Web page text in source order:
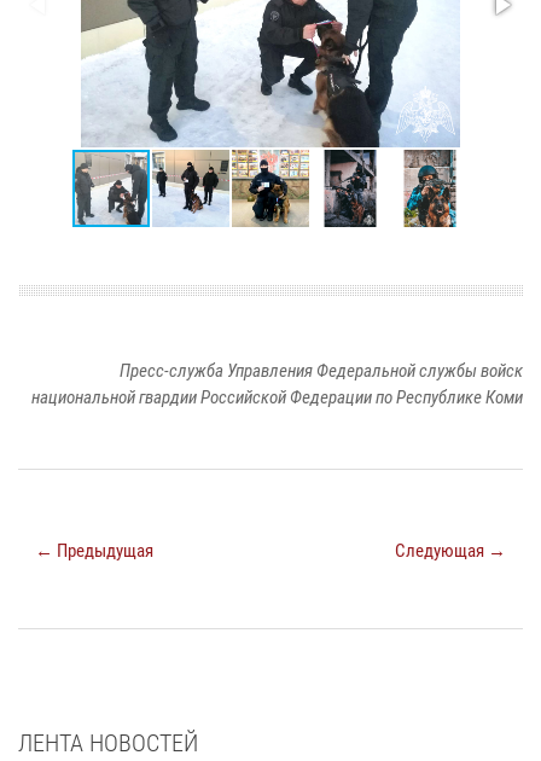
Пресс-служба Управления Федеральной службы войск
национальной гвардии Российской Федерации по Республике Коми
← Предыдущая Следующая →
ЛЕНТА НОВОСТЕЙ